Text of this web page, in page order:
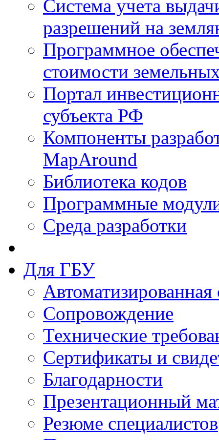
Система учета
разрешений на
Программное
стоимости
Портал
субъекта РФ
Компоненты
MapAround
Библиотека кодов
Программные
Среда разработки
Для ГБУ
Сопровождение
Технические
Сертификаты и
Благодарности
Презентационный
Резюме специалистов